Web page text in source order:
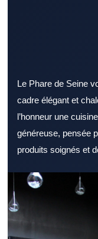
Le Phare de Seine
cadre élégant et
l’honneur une
généreuse, pensée
produits soignés et
Identifier un
point de départ pour
s’adresse aussi bien
confort d’un
moment passé à table.
Restaurant Val de